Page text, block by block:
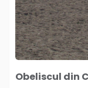
Obeliscul din